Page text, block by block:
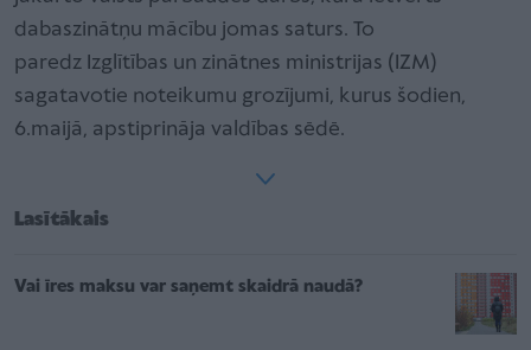
dabaszinātņu mācību jomas saturs. To
paredz Izglītības un zinātnes ministrijas (IZM)
sagatavotie noteikumu grozījumi, kurus šodien,
6.maijā, apstiprināja valdības sēdē.
Lasītākais
Vai īres maksu var saņemt skaidrā naudā?